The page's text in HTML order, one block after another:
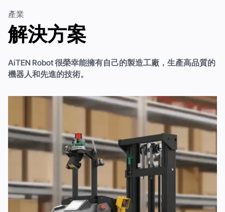
產業
解決方案
AiTEN Robot 很榮幸能擁有自己的製造工廠，生產高品質的
機器人和先進的技術。